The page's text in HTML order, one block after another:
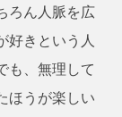
ろん人脈を広
好きという人
も、無理して
ほうが楽しい